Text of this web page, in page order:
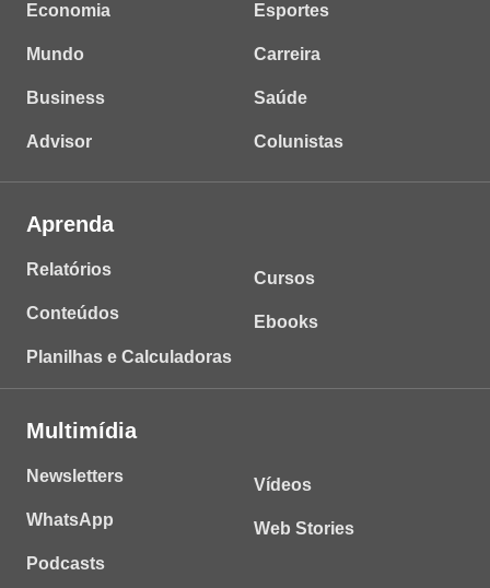
Economia
Mundo
Business
Advisor
Esportes
Carreira
Saúde
Colunistas
Aprenda
Relatórios
Conteúdos
Planilhas e Calculadoras
Cursos
Ebooks
Multimídia
Newsletters
WhatsApp
Podcasts
Vídeos
Web Stories